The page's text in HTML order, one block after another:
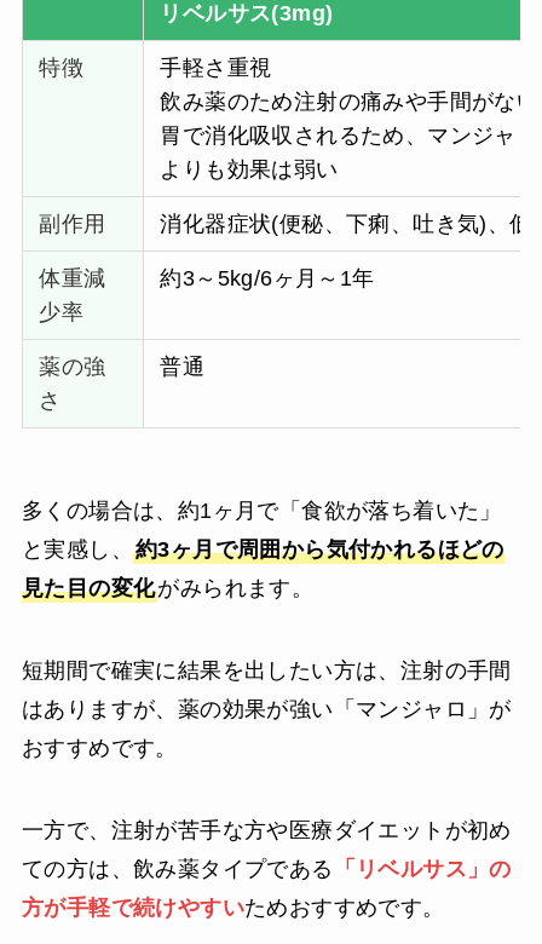
リベルサス(3mg)
特徴
手軽さ重視
飲み薬のため注射の痛みや手間がない
胃で消化吸収されるため、マンジャロ
よりも効果は弱い
副作用 消化器症状(便秘、下痢、吐き気)、低
体重減
少率
約3～5kg/6ヶ月～1年
薬の強
さ
普通
多くの場合は、約1ヶ月で「食欲が落ち着いた」
と実感し、 約3ヶ月で周囲から気付かれるほどの
見た目の変化がみられます。
短期間で確実に結果を出したい方は、注射の手間
はありますが、薬の効果が強い「マンジャロ」が
おすすめです。
一方で、注射が苦手な方や医療ダイエットが初め
ての方は、飲み薬タイプである
「リベルサス」の
方が手軽で続けやすいためおすすめです。